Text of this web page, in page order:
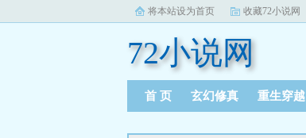
将本站设为首页 收藏72小说网
72小说网
首 页 玄幻修真 重生穿越